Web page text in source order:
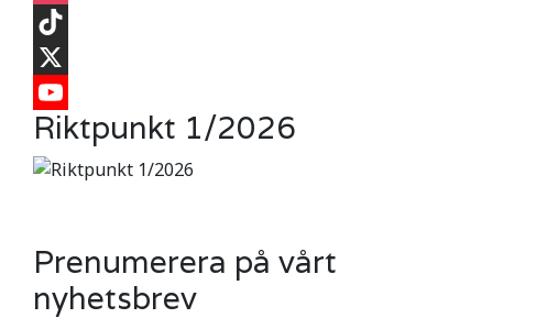
Instagram
TikTok
X
YouTube
Riktpunkt 1/2026
Prenumerera på vårt
nyhetsbrev